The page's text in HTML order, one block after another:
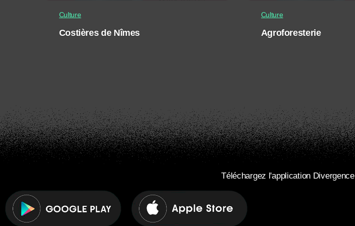
Culture
Costières de Nîmes
Culture
Agroforesterie
Téléchargez l'application Divergence